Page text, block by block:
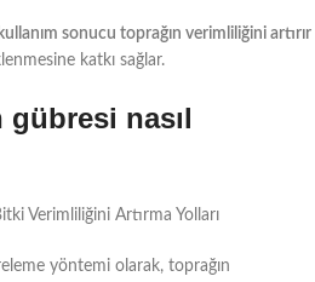
sonucu toprağın verimliliğini artırır
katkı sağlar.
nasıl
Verimliliğini Artırma Yolları
yöntemi olarak, toprağın